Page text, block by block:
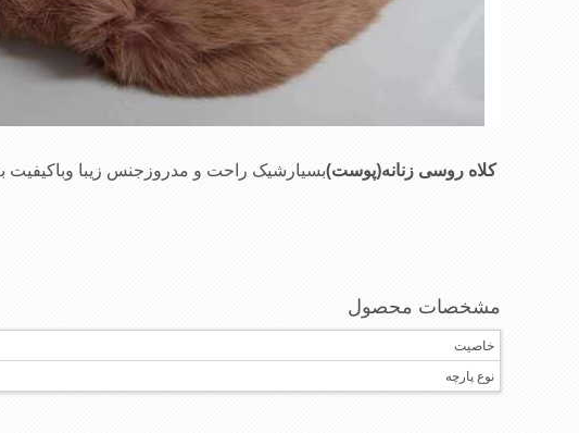
کلاه روسی زنانه(پوست)بسیارشیک راحت و مدروزجنس زیبا
مشخصات محصول
خاصیت
نوع پارچه